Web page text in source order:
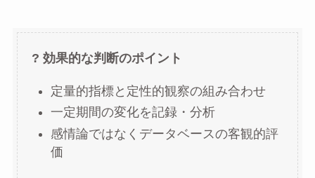
? 効果的な判断のポイント
定量的指標と定性的観察の組み合わせ
一定期間の変化を記録・分析
感情論ではなくデータベースの客観的評
価